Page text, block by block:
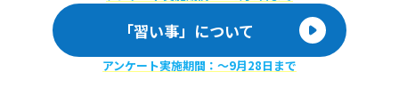
「習い事」について
アンケート実施期間：〜9月28日まで